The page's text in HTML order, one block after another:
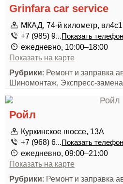
Grinfara car service
МКАД, 74-й километр, вл4с1
+7 (985) 9...Показать телефон
ежедневно, 10:00–18:00
Показать на карте
Рубрики: Ремонт и заправка
Шиномонтаж, Экспресс-
Ройл
Куркинское шоссе, 13А
+7 (968) 6...Показать телефон
ежедневно, 09:00–21:00
Показать на карте
Рубрики: Ремонт и заправка